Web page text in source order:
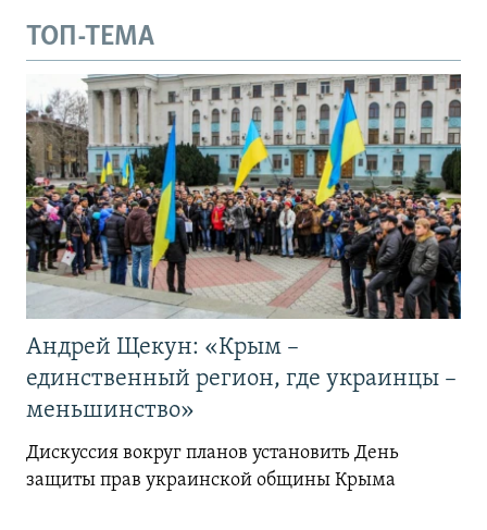
ТОП-ТЕМА
Андрей Щекун: «Крым –
единственный регион, где украинцы –
меньшинство»
Дискуссия вокруг планов установить День
защиты прав украинской общины Крыма